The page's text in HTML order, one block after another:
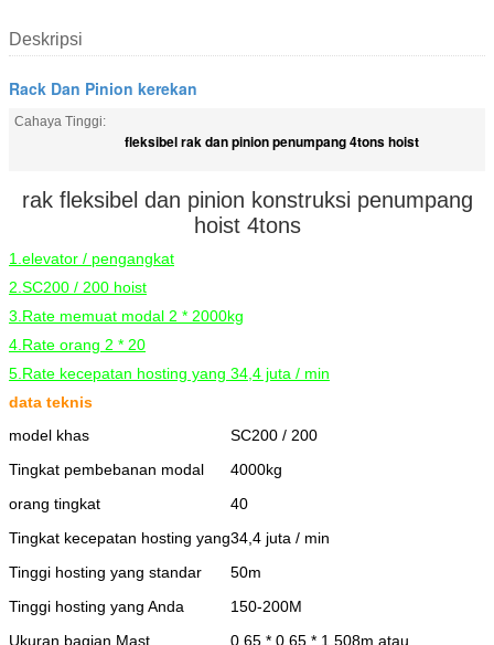
Deskripsi
Rack Dan Pinion kerekan
Cahaya Tinggi:
fleksibel rak dan pinion penumpang 4tons hoist
rak fleksibel dan pinion konstruksi penumpang
hoist 4tons
1.elevator / pengangkat
2.SC200 / 200 hoist
3.Rate memuat modal 2 * 2000kg
4.Rate orang 2 * 20
5.Rate kecepatan hosting yang 34,4 juta / min
data teknis
model khas
SC200 / 200
Tingkat pembebanan modal
4000kg
orang tingkat
40
Tingkat kecepatan hosting yang34,4 juta / min
Tinggi hosting yang standar
50m
Tinggi hosting yang Anda
150-200M
Ukuran bagian Mast
0.65 * 0.65 * 1.508m atau